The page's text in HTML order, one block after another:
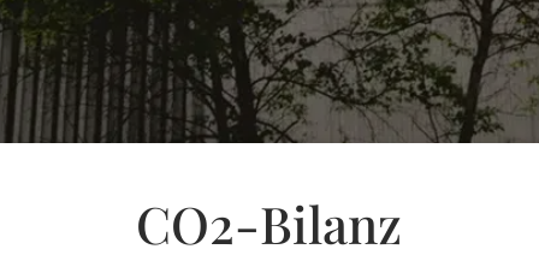
CO2-Bilanz